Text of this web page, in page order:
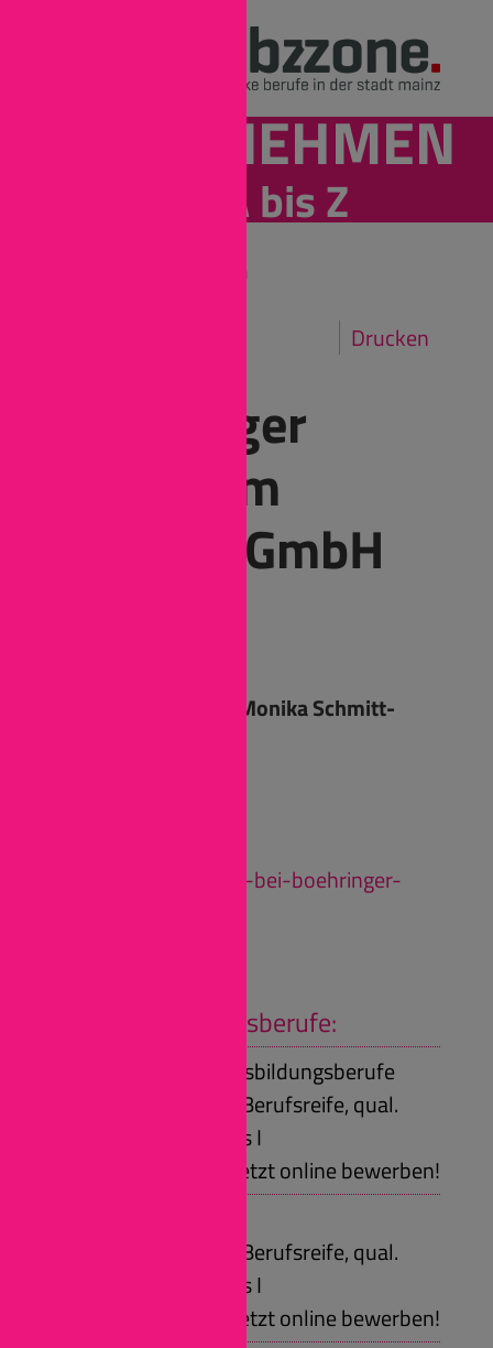
UNTERNEHMEN
von A bis Z
Boehringer
Ingelheim
Pharma GmbH
Ansprechpartnerin: Monika Schmitt-
www.meine-zukunft-bei-boehringer-
Duale Ausbildungsberufe:
Kaufmännische Ausbildungsberufe
Voraussetzungen: Berufsreife, qual.
Sekundarabschluss I
Jetzt online bewerben!
Voraussetzungen: Berufsreife, qual.
Sekundarabschluss I
Jetzt online bewerben!
Drucken